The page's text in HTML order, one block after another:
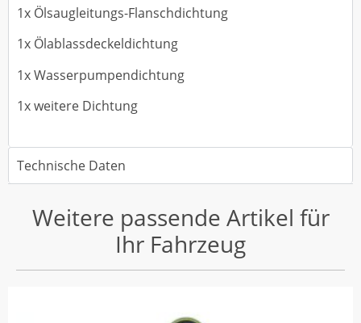
1x Ölsaugleitungs-Flanschdichtung
1x Ölablassdeckeldichtung
1x Wasserpumpendichtung
1x weitere Dichtung
Technische Daten
Weitere passende Artikel für
Ihr Fahrzeug